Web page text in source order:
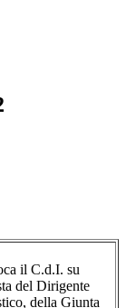
il C.d.I. su
del Dirigente
della Giunta